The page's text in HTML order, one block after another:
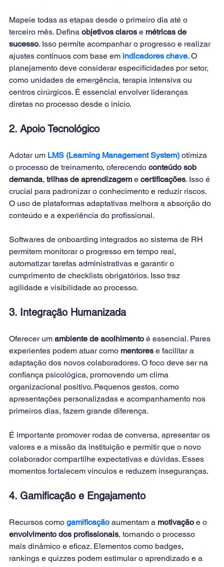
Mapeie todas as etapas desde o primeiro dia até o
terceiro mês. Defina objetivos claros e métricas de
sucesso. Isso permite acompanhar o progresso e realizar
ajustes contínuos com base em indicadores chave. O
planejamento deve considerar especificidades por setor,
como unidades de emergência, terapia intensiva ou
centros cirúrgicos. É essencial envolver lideranças
diretas no processo desde o início.
2. Apoio Tecnológico
Adotar um LMS (Learning Management System) otimiza
o processo de treinamento, oferecendo conteúdo sob
demanda, trilhas de aprendizagem e certificações. Isso é
crucial para padronizar o conhecimento e reduzir riscos.
O uso de plataformas adaptativas melhora a absorção do
conteúdo e a experiência do profissional.
Softwares de onboarding integrados ao sistema de RH
permitem monitorar o progresso em tempo real,
automatizar tarefas administrativas e garantir o
cumprimento de checklists obrigatórios. Isso traz
agilidade e visibilidade ao processo.
3. Integração Humanizada
Oferecer um ambiente de acolhimento é essencial. Pares
experientes podem atuar como mentores e facilitar a
adaptação dos novos colaboradores. O foco deve ser na
confiança psicológica, promovendo um clima
organizacional positivo. Pequenos gestos, como
apresentações personalizadas e acompanhamento nos
primeiros dias, fazem grande diferença.
É importante promover rodas de conversa, apresentar os
valores e a missão da instituição e permitir que o novo
colaborador compartilhe expectativas e dúvidas. Esses
momentos fortalecem vínculos e reduzem inseguranças.
4. Gamificação e Engajamento
Recursos como gamificação aumentam a motivação e o
envolvimento dos profissionais, tornando o processo
mais dinâmico e eficaz. Elementos como badges,
rankings e quizzes podem estimular o aprendizado e a